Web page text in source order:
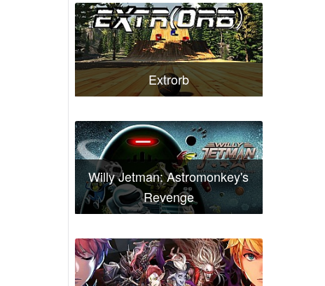
Extrorb
Willy Jetman: Astromonkey's
Revenge